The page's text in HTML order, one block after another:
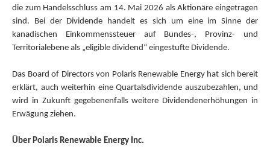
die zum Handelsschluss am 14. Mai 2026 als Aktionäre eingetragen
sind. Bei der Dividende handelt es sich um eine im Sinne der
kanadischen Einkommenssteuer auf Bundes-, Provinz- und
Territorialebene als „eligible dividend“ eingestufte Dividende.
Das Board of Directors von Polaris Renewable Energy hat sich bereit
erklärt, auch weiterhin eine Quartalsdividende auszubezahlen, und
wird in Zukunft gegebenenfalls weitere Dividendenerhöhungen in
Erwägung ziehen.
Über Polaris Renewable Energy Inc.